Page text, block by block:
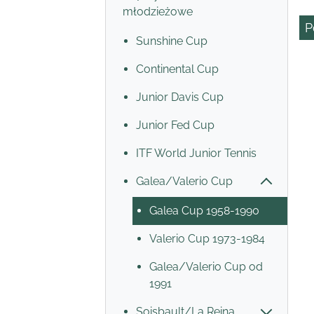
młodzieżowe
Sunshine Cup
Continental Cup
Junior Davis Cup
Junior Fed Cup
ITF World Junior Tennis
Galea/Valerio Cup
Galea Cup 1958-1990
Valerio Cup 1973-1984
Galea/Valerio Cup od
1991